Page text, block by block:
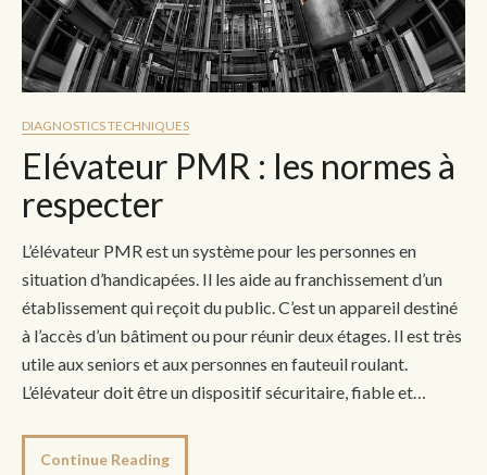
DIAGNOSTICS TECHNIQUES
Elévateur PMR : les normes à
respecter
L’élévateur PMR est un système pour les personnes en
situation d’handicapées. Il les aide au franchissement d’un
établissement qui reçoit du public. C’est un appareil destiné
à l’accès d’un bâtiment ou pour réunir deux étages. Il est très
utile aux seniors et aux personnes en fauteuil roulant.
L’élévateur doit être un dispositif sécuritaire, fiable et…
Continue Reading